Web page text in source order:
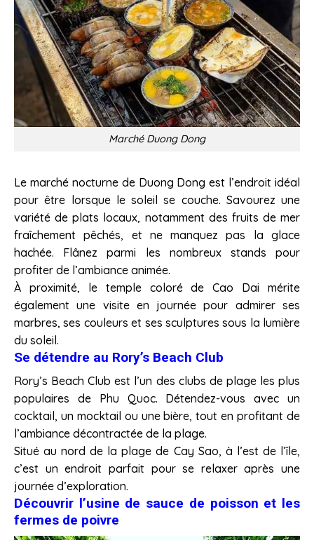
Marché Duong Dong
Le marché nocturne de Duong Dong est l’endroit idéal
pour être lorsque le soleil se couche. Savourez une
variété de plats locaux, notamment des fruits de mer
fraîchement pêchés, et ne manquez pas la glace
hachée. Flânez parmi les nombreux stands pour
profiter de l’ambiance animée.
À proximité, le temple coloré de Cao Dai mérite
également une visite en journée pour admirer ses
marbres, ses couleurs et ses sculptures sous la lumière
du soleil.
Se détendre au Rory’s Beach Club
Rory’s Beach Club est l’un des clubs de plage les plus
populaires de Phu Quoc. Détendez-vous avec un
cocktail, un mocktail ou une bière, tout en profitant de
l’ambiance décontractée de la plage.
Situé au nord de la plage de Cay Sao, à l’est de l’île,
c’est un endroit parfait pour se relaxer après une
journée d’exploration.
Découvrir l’usine de sauce de poisson et les
fermes de poivre